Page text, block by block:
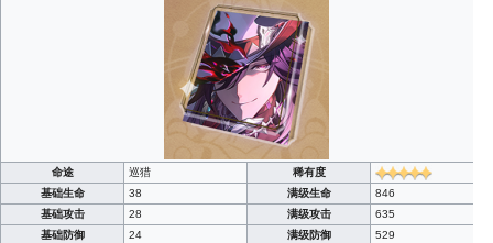
命途 巡猎
稀有度
基础生命
38 满级生命
846
基础攻击
28 满级攻击
635
基础防御
24 满级防御
529